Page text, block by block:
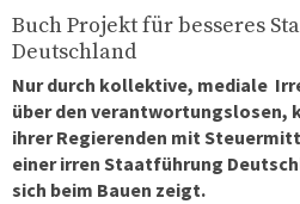
Buch Projekt für besseres
Deutschland
Nur durch kollektive, mediale
über den verantwortungslosen,
ihrer Regierenden mit
einer irren Staatführung
sich beim Bauen zeigt.